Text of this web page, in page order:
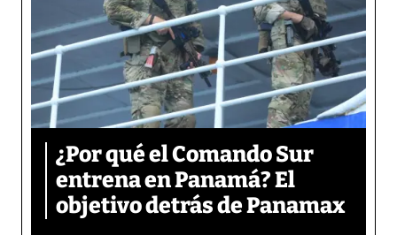
¿Por qué el Comando Sur
entrena en Panamá? El
objetivo detrás de Panamax